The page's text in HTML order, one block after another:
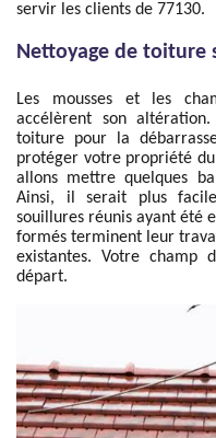
servir les clients de 77130.
Nettoyage de toiture
Les mousses et les
accélèrent son
toiture pour la
protéger votre propriété
allons mettre quelques
Ainsi, il serait plus
souillures réunis ayant été
formés terminent leur
existantes. Votre champ
départ.